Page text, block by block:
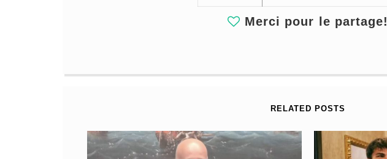
Merci pour le partage!
RELATED POSTS